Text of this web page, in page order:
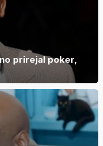
prirejal poker,